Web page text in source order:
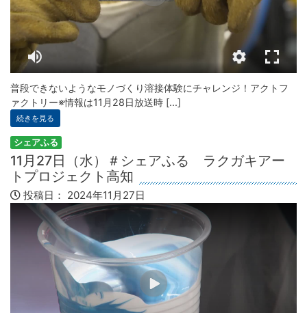
普段できないようなモノづくり溶接体験にチャレンジ！アクトフ
ァクトリー※情報は11月28日放送時 [...]
続きを見る
シェアふる
11月27日（水）＃シェアふる ラクガキアー
トプロジェクト高知
投稿日： 2024年11月27日